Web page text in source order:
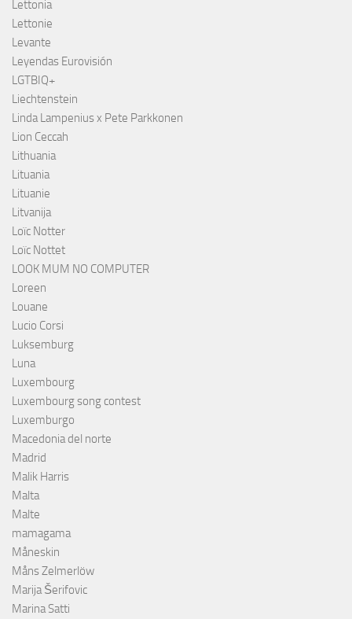
Lettonia
Lettonie
Levante
Leyendas Eurovisión
LGTBIQ+
Liechtenstein
Linda Lampenius x Pete Parkkonen
Lion Ceccah
Lithuania
Lituania
Lituanie
Litvanija
Loïc Notter
Loïc Nottet
LOOK MUM NO COMPUTER
Loreen
Louane
Lucio Corsi
Luksemburg
Luna
Luxembourg
Luxembourg song contest
Luxemburgo
Macedonia del norte
Madrid
Malik Harris
Malta
Malte
mamagama
Måneskin
Måns Zelmerlöw
Marija Šerifovic
Marina Satti